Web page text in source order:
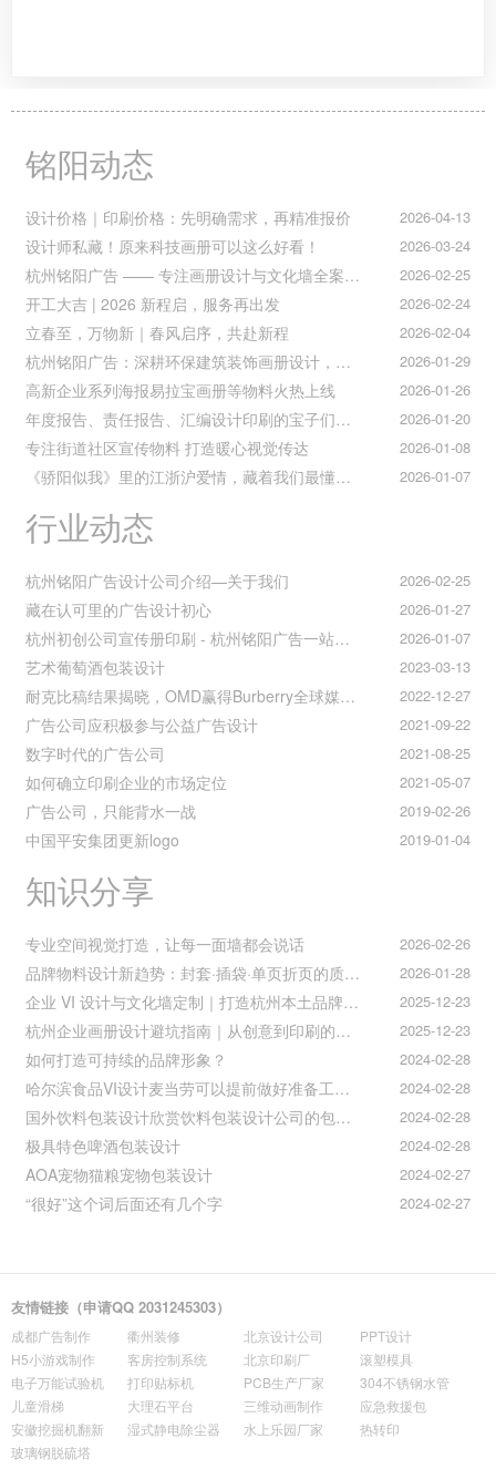
铭阳动态
2026-04-13
设计价格｜印刷价格：先明确需求，再精准报价
2026-03-24
设计师私藏！原来科技画册可以这么好看！
2026-02-25
杭州铭阳广告 —— 专注画册设计与文化墙全案落地
2026-02-24
开工大吉 | 2026 新程启，服务再出发
2026-02-04
立春至，万物新｜春风启序，共赴新程
2026-01-29
杭州铭阳广告：深耕环保建筑装饰画册设计，赋能空间美学与可持续发展
2026-01-26
高新企业系列海报易拉宝画册等物料火热上线
2026-01-20
年度报告、责任报告、汇编设计印刷的宝子们集合！
2026-01-08
专注街道社区宣传物料 打造暖心视觉传达
2026-01-07
《骄阳似我》里的江浙沪爱情，藏着我们最懂的温柔与默契
行业动态
2026-02-25
杭州铭阳广告设计公司介绍—关于我们
2026-01-27
藏在认可里的广告设计初心
2026-01-07
杭州初创公司宣传册印刷 - 杭州铭阳广告一站式解决方案
2023-03-13
艺术葡萄酒包装设计
2022-12-27
耐克比稿结果揭晓，OMD赢得Burberry全球媒介业务（转自广告狂人日报）
2021-09-22
广告公司应积极参与公益广告设计
2021-08-25
数字时代的广告公司
2021-05-07
如何确立印刷企业的市场定位
2019-02-26
广告公司，只能背水一战
2019-01-04
中国平安集团更新logo
知识分享
2026-02-26
专业空间视觉打造，让每一面墙都会说话
2026-01-28
品牌物料设计新趋势：封套·插袋·单页折页的质感升级之道
2025-12-23
企业 VI 设计与文化墙定制｜打造杭州本土品牌专属视觉符号
2025-12-23
杭州企业画册设计避坑指南｜从创意到印刷的全流程把控
2024-02-28
如何打造可持续的品牌形象？
2024-02-28
哈尔滨食品VI设计麦当劳可以提前做好准备工作促进挪动购买
2024-02-28
国外饮料包装设计欣赏饮料包装设计公司的包装设计
2024-02-28
极具特色啤酒包装设计
2024-02-27
AOA宠物猫粮宠物包装设计
2024-02-27
“很好”这个词后面还有几个字
友情链接（申请QQ 2031245303）
成都广告制作 衢州装修 北京设计公司
PPT设计
H5小游戏制作
客房控制系统 北京印刷厂
滚塑模具
电子万能试验机
打印贴标机 PCB生产厂家
304不锈钢水管
儿童滑梯
大理石平台 三维动画制作
应急救援包
安徽挖掘机翻新
湿式静电除尘器 水上乐园厂家
热转印
玻璃钢脱硫塔